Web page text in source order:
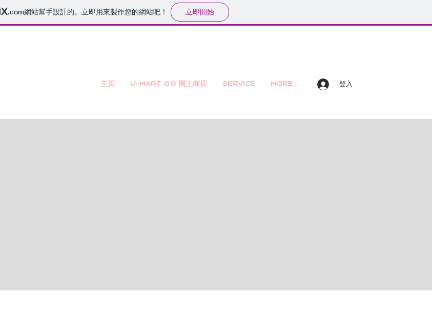
.com網站幫手設計的。立即用來製作您的網站吧！ 立即開始
主页 U-mart GO 网上商店 Service More... 登入